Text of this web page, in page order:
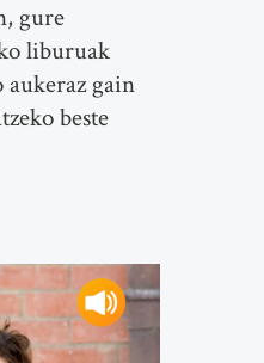
gure
liburuak
aukeraz gain
beste